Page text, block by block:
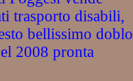
trasporto disabili,
bellissimo doblo
2008 pronta